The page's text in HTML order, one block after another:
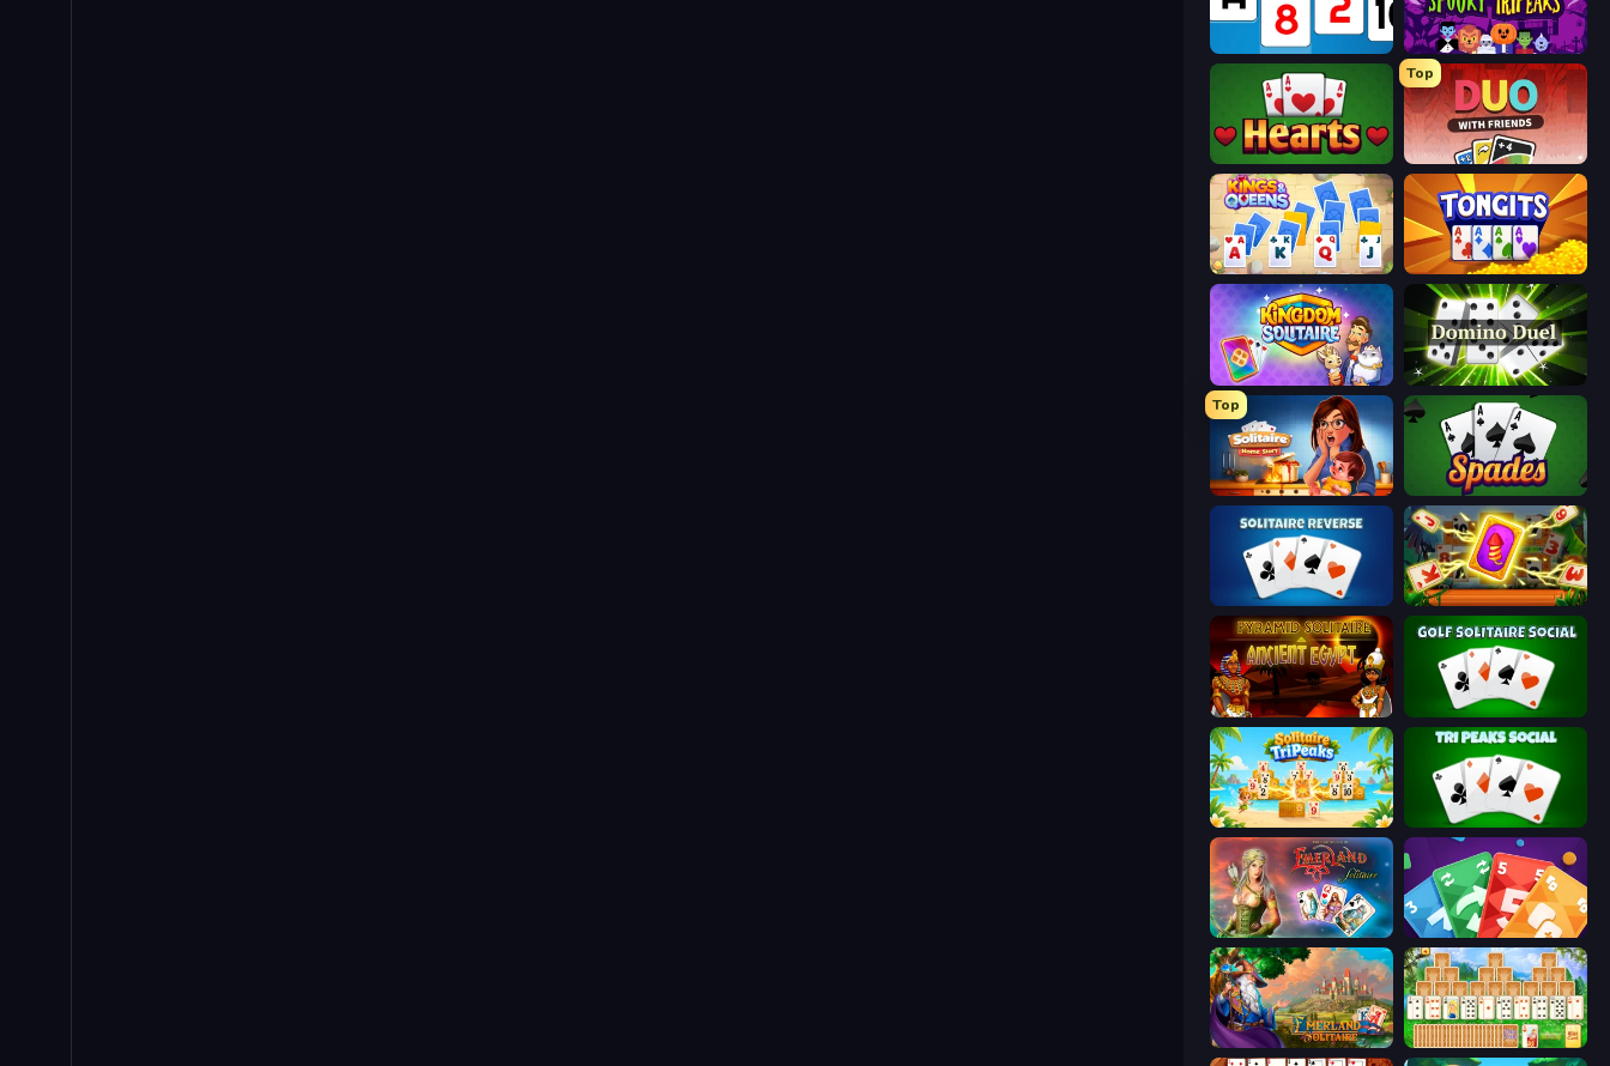
Social Solitaire Spooky Tripeaks
Hearts: Classic
Top
DUO With Friends
Kings and Queens Solitaire TriPeaks Tongits
Kingdom Solitaire Domino Duel
Top
Solitaire Home Story Spades
Solitaire Reverse Solitaire: The Great Journey
Pyramid Solitaire Ancient Egypt Golf Solitaire
Solitaire TriPeaks Tri Peaks Social
Emerland Solitaire Endless Journey Foono Online Multiplayer
Emerland Solitaire Card Game Magic Towers Solitaire